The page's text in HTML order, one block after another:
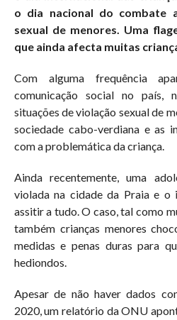
o dia nacional do combate
sexual de menores. Uma
que ainda afecta muitas
Com alguma frequência
comunicação social no país,
situações de violação sexual de
sociedade cabo-verdiana e as
com a problemática da criança.
Ainda recentemente, uma
violada na cidade da Praia e
assitir a tudo. O caso, tal como
também crianças menores
medidas e penas duras para
hediondos.
Apesar de não haver dados
2020, um relatório da ONU